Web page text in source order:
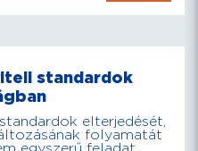
standardok
elterjedését,
folyamatát